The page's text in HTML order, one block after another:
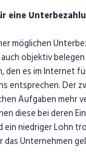
eine
möglichen
objektiv
den es im Internet
entsprechen. Der
Aufgaben mehr
diese bei deren
ein niedriger Lohn
das Unternehmen